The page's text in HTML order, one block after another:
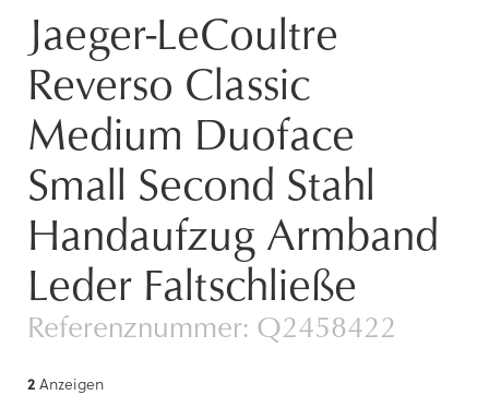
Jaeger-LeCoultre
Reverso Classic
Medium Duoface
Small Second Stahl
Handaufzug Armband
Leder Faltschließe
Referenznummer: Q2458422
2Anzeigen